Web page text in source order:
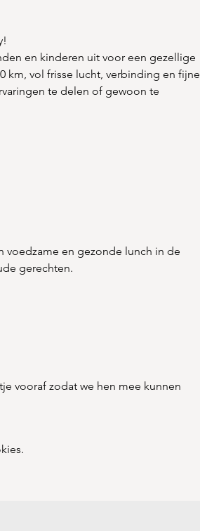
en kinderen uit voor een gezellige
km, vol frisse lucht, verbinding en fijne
te delen of gewoon te
voedzame en gezonde lunch in de
gerechten.
vooraf zodat we hen mee kunnen